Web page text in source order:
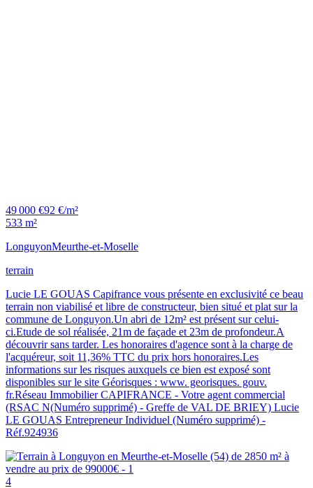
49 000 €92 €/m²
533 m²
LonguyonMeurthe-et-Moselle
terrain
Lucie LE GOUAS Capifrance vous présente en exclusivité ce beau
terrain non viabilisé et libre de constructeur, bien situé et plat sur la
commune de Longuyon.Un abri de 12m² est présent sur celui-
ci.Etude de sol réalisée, 21m de façade et 23m de profondeur.A
découvrir sans tarder. Les honoraires d'agence sont à la charge de
l'acquéreur, soit 11,36% TTC du prix hors honoraires.Les
informations sur les risques auxquels ce bien est exposé sont
disponibles sur le site Géorisques : www. georisques. gouv.
fr.Réseau Immobilier CAPIFRANCE - Votre agent commercial
(RSAC N(Numéro supprimé) - Greffe de VAL DE BRIEY) Lucie
LE GOUAS Entrepreneur Individuel (Numéro supprimé) -
Réf.924936
4